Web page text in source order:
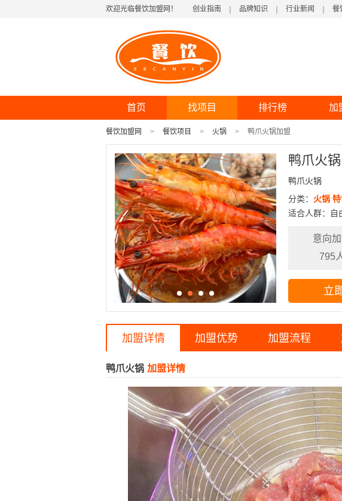
欢迎光临餐饮加盟网！ 创业指南 品牌知识 行业新闻 餐
首页 找项目 排行榜 加
餐饮加盟网 餐饮项目 火锅 鸭爪火锅加盟
鸭爪火锅
鸭爪火锅
分类： 火锅
适合人群：自
意向
795
立
加盟详情 加盟优势 加盟流程
鸭爪火锅 加盟详情